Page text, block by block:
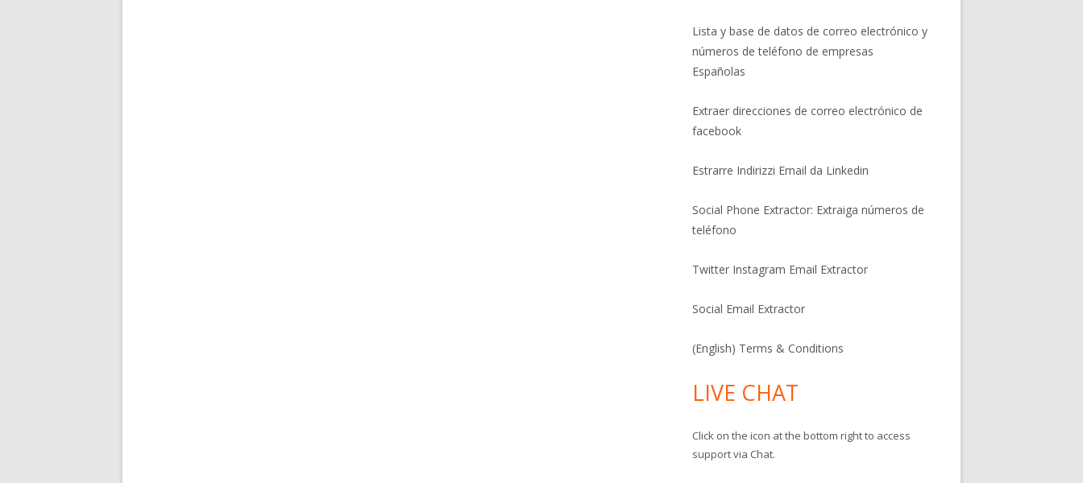
Lista y base de datos de correo electrónico y
números de teléfono de empresas
Españolas
Extraer direcciones de correo electrónico de
facebook
Estrarre Indirizzi Email da Linkedin
Social Phone Extractor: Extraiga números de
teléfono
Twitter Instagram Email Extractor
Social Email Extractor
(English) Terms & Conditions
LIVE CHAT
Click on the icon at the bottom right to access
support via Chat.